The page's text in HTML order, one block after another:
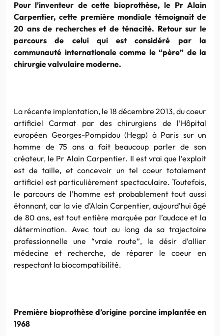
Pour l’inventeur de cette bioprothèse, le Pr Alain
Carpentier, cette première mondiale témoignait de
20 ans de recherches et de ténacité. Retour sur le
parcours de celui qui est considéré par la
communauté internationale comme le “père” de la
chirurgie valvulaire moderne.
La récente implantation, le 18 décembre 2013, du coeur
artificiel Carmat par des chirurgiens de l’Hôpital
européen Georges-Pompidou (Hegp) à Paris sur un
homme de 75 ans a fait beaucoup parler de son
créateur, le Pr Alain Carpentier. Il est vrai que l’exploit
est de taille, et concevoir un tel coeur totalement
artificiel est particulièrement spectaculaire. Toutefois,
le parcours de l’homme est probablement tout aussi
étonnant, car la vie d’Alain Carpentier, aujourd’hui âgé
de 80 ans, est tout entière marquée par l’audace et la
détermination. Avec tout au long de sa trajectoire
professionnelle une “vraie route”, le désir d’allier
médecine et recherche, de réparer le coeur en
respectant la biocompatibilité.
Première bioprothèse d’origine porcine implantée en
1968